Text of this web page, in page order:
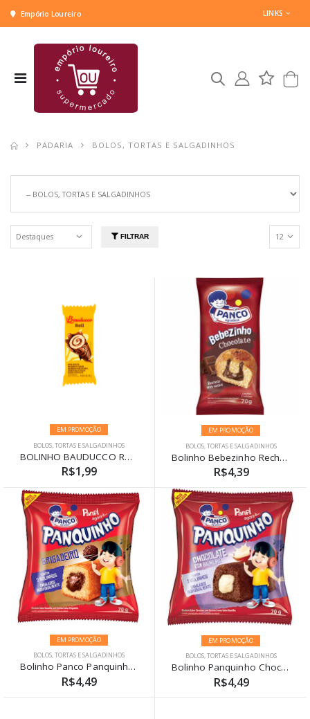
Empório Loureiro LINKS
PADARIA BOLOS, TORTAS E SALGADINHOS
FILTRAR
EM PROMOÇÃO
BOLOS, TORTAS E SALGADINHOS
BOLINHO BAUDUCCO ROLL CHOCOLATE 34G
R$1,99
EM PROMOÇÃO
BOLOS, TORTAS E SALGADINHOS
Bolinho Bebezinho Recheado Chocolate Panco 70g
R$4,39
EM PROMOÇÃO
BOLOS, TORTAS E SALGADINHOS
Bolinho Panco Panquinho Brigadeiro 70g
R$4,49
EM PROMOÇÃO
BOLOS, TORTAS E SALGADINHOS
Bolinho Panquinho Chocolate com Baunilha 70g
R$4,49